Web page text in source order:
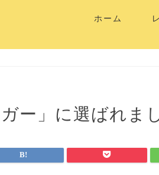
ホーム
ー」に選ばれま